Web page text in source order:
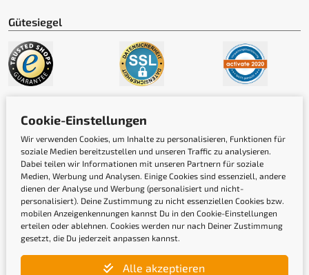
Gütesiegel
Newsletter
Gib hier Deine E-Mail-Adresse ein, um Dich
Cookie-Einstellungen
Wir verwenden Cookies, um Inhalte zu personalisieren, Funktionen für
soziale Medien bereitzustellen und unseren Traffic zu analysieren.
Dabei teilen wir Informationen mit unseren Partnern für soziale
Medien, Werbung und Analysen. Einige Cookies sind essenziell, andere
dienen der Analyse und Werbung (personalisiert und nicht-
personalisiert). Deine Zustimmung zu nicht essenziellen Cookies bzw.
mobilen Anzeigenkennungen kannst Du in den Cookie-Einstellungen
erteilen oder ablehnen. Cookies werden nur nach Deiner Zustimmung
gesetzt, die Du jederzeit anpassen kannst.
Alle akzeptieren